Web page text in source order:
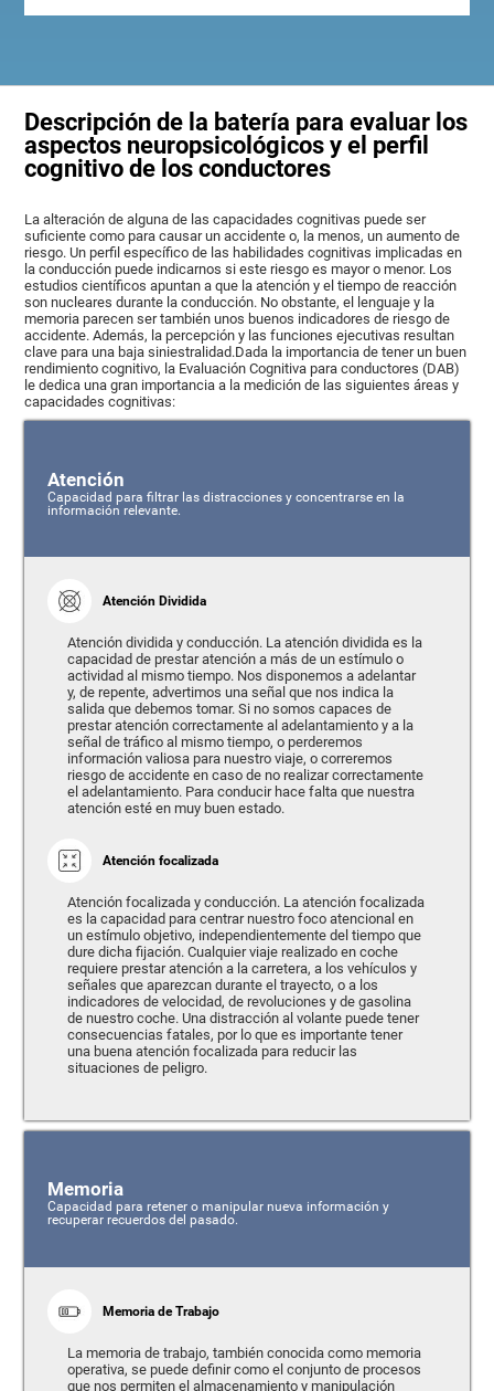
Descripción de la batería para evaluar los
aspectos neuropsicológicos y el perfil
cognitivo de los conductores
La alteración de alguna de las capacidades cognitivas puede ser
suficiente como para causar un accidente o, la menos, un aumento de
riesgo. Un perfil específico de las habilidades cognitivas implicadas en
la conducción puede indicarnos si este riesgo es mayor o menor. Los
estudios científicos apuntan a que la atención y el tiempo de reacción
son nucleares durante la conducción. No obstante, el lenguaje y la
memoria parecen ser también unos buenos indicadores de riesgo de
accidente. Además, la percepción y las funciones ejecutivas resultan
clave para una baja siniestralidad.Dada la importancia de tener un buen
rendimiento cognitivo, la Evaluación Cognitiva para conductores (DAB)
le dedica una gran importancia a la medición de las siguientes áreas y
capacidades cognitivas:
Atención
Capacidad para filtrar las distracciones y concentrarse en la
información relevante.
Atención Dividida
Atención dividida y conducción. La atención dividida es la
capacidad de prestar atención a más de un estímulo o
actividad al mismo tiempo. Nos disponemos a adelantar
y, de repente, advertimos una señal que nos indica la
salida que debemos tomar. Si no somos capaces de
prestar atención correctamente al adelantamiento y a la
señal de tráfico al mismo tiempo, o perderemos
información valiosa para nuestro viaje, o correremos
riesgo de accidente en caso de no realizar correctamente
el adelantamiento. Para conducir hace falta que nuestra
atención esté en muy buen estado.
Atención focalizada
Atención focalizada y conducción. La atención focalizada
es la capacidad para centrar nuestro foco atencional en
un estímulo objetivo, independientemente del tiempo que
dure dicha fijación. Cualquier viaje realizado en coche
requiere prestar atención a la carretera, a los vehículos y
señales que aparezcan durante el trayecto, o a los
indicadores de velocidad, de revoluciones y de gasolina
de nuestro coche. Una distracción al volante puede tener
consecuencias fatales, por lo que es importante tener
una buena atención focalizada para reducir las
situaciones de peligro.
Memoria
Capacidad para retener o manipular nueva información y
recuperar recuerdos del pasado.
Memoria de Trabajo
La memoria de trabajo, también conocida como memoria
operativa, se puede definir como el conjunto de procesos
que nos permiten el almacenamiento y manipulación